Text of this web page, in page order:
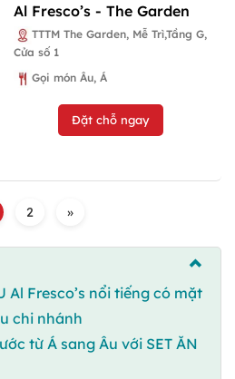
Al Fresco’s - The Garden
TTTM The Garden, Mễ Trì,Tầng G,
Cửa số 1
Gọi món Âu, Á
Đặt chỗ ngay
2 »
Al Fresco’s nổi tiếng có mặt
chi nhánh
từ Á sang Âu với SET ĂN